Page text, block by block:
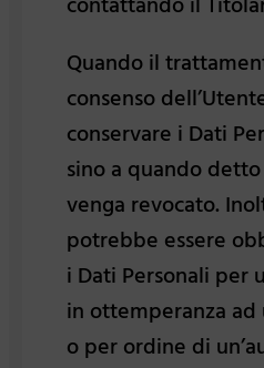
Quando il
consenso
conservare i Dati
sino a quando
venga revocato.
potrebbe essere
i Dati Personali per
in ottemperanza
o per ordine di